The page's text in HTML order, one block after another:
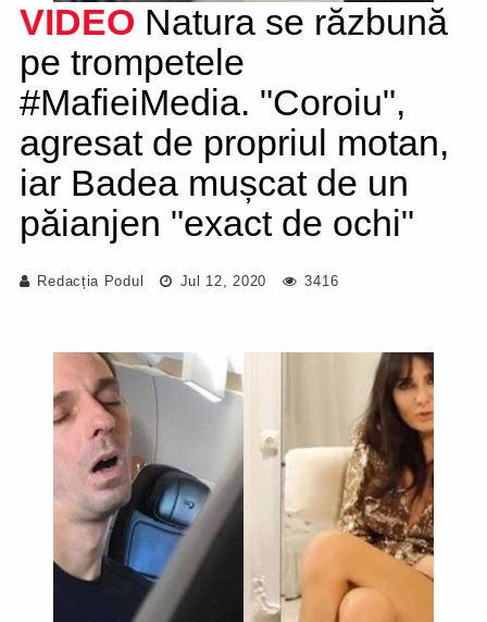
VIDEO Natura se răzbună
pe trompetele
#MafieiMedia. "Coroiu",
agresat de propriul motan,
iar Badea mușcat de un
păianjen "exact de ochi"
Redacția Podul Jul 12, 2020 3416